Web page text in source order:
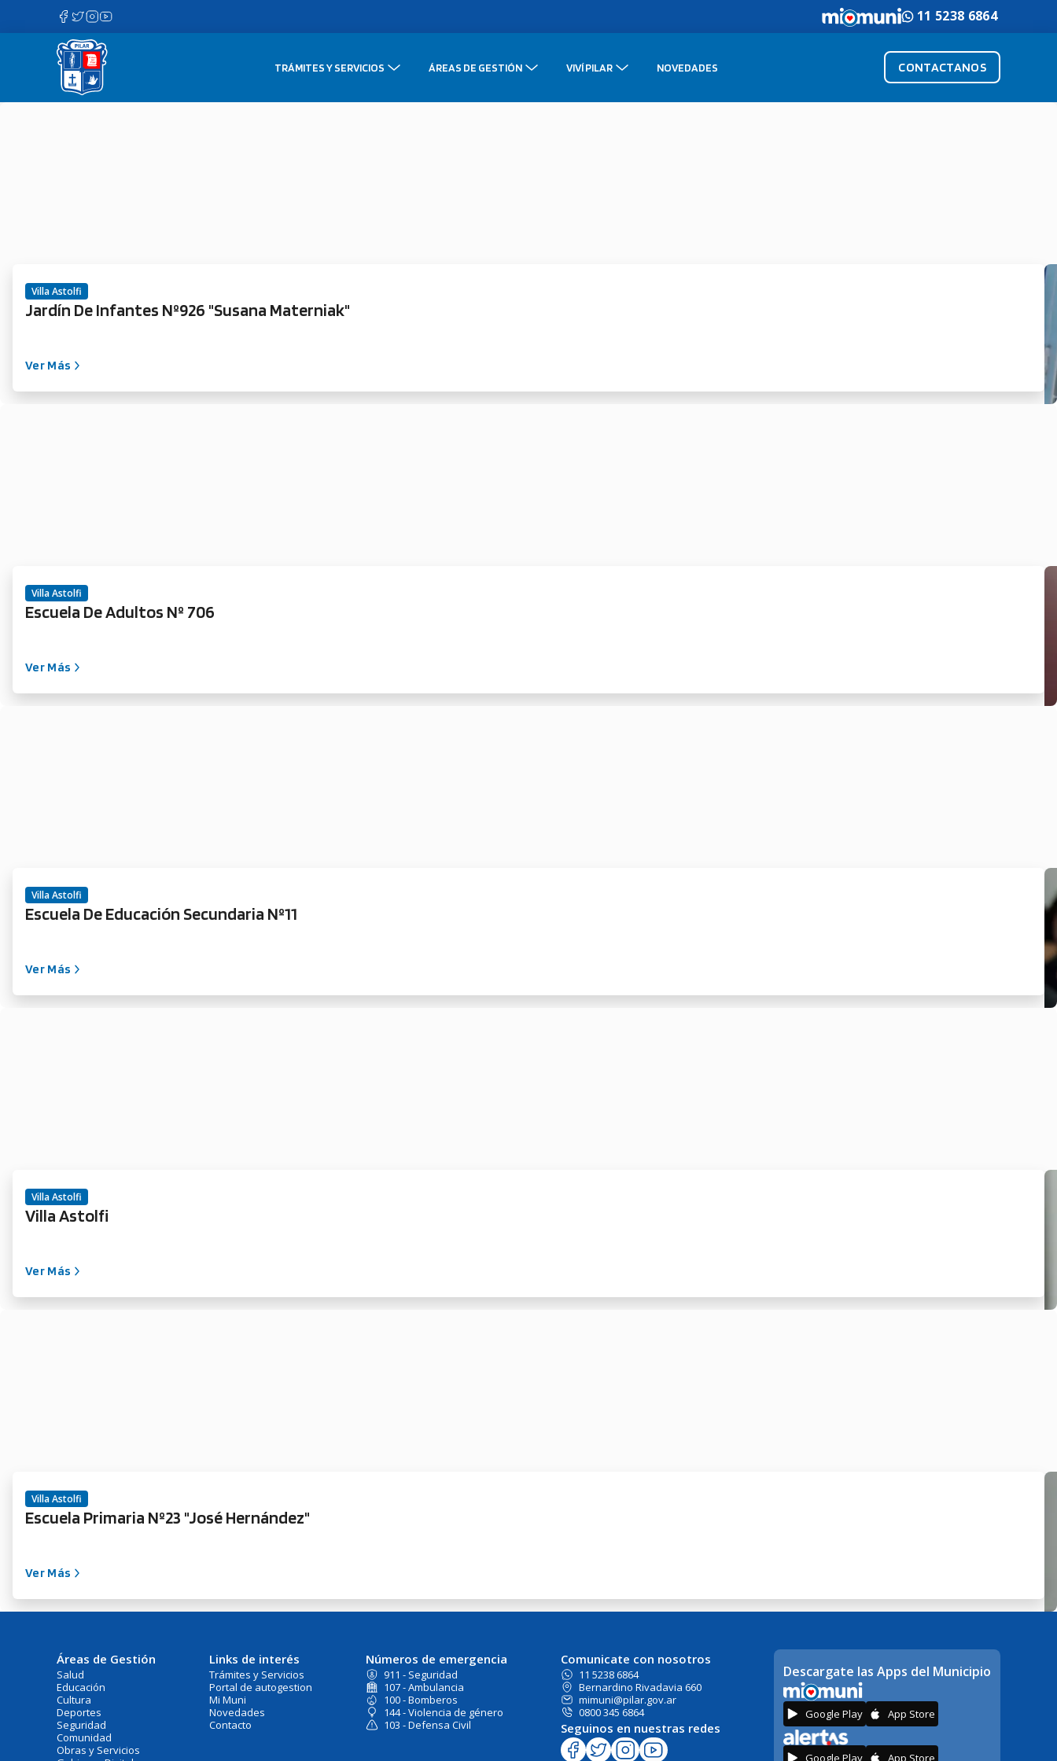
contenido
11 5238 6864
TRÁMITES Y SERVICIOS ÁREAS DE GESTIÓN VIVÍ PILAR NOVEDADES CONTACTANOS
Villa Astolfi
Jardín De Infantes Nº926 "Susana Materniak"
Ver Más
Villa Astolfi
Escuela De Adultos Nº 706
Ver Más
Villa Astolfi
Escuela De Educación Secundaria Nº11
Ver Más
Villa Astolfi
Villa Astolfi
Ver Más
Villa Astolfi
Escuela Primaria Nº23 "José Hernández"
Ver Más
Áreas de Gestión
Salud
Educación
Cultura
Deportes
Seguridad
Comunidad
Obras y Servicios
Links de interés
Trámites y Servicios
Portal de autogestion
Mi Muni
Novedades
Contacto
Números de emergencia
911 - Seguridad
107 - Ambulancia
100 - Bomberos
144 - Violencia de género
103 - Defensa Civil
Comunicate con nosotros
11 5238 6864
Bernardino Rivadavia 660
mimuni@pilar.gov.ar
0800 345 6864
Seguinos en nuestras redes
Descargate las Apps del Municipio
Google Play App Store
Google Play App Store